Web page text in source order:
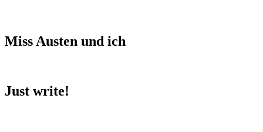
Miss Austen und ich
Just write!